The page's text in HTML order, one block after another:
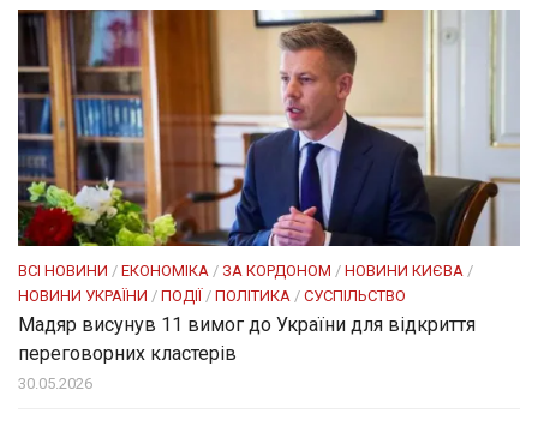
ВСІ НОВИНИ / ЕКОНОМІКА / ЗА КОРДОНОМ / НОВИНИ КИЄВА /
НОВИНИ УКРАЇНИ / ПОДІЇ/ ПОЛІТИКА / СУСПІЛЬСТВО
Мадяр висунув 11 вимог до України для відкриття
переговорних кластерів
30.05.2026